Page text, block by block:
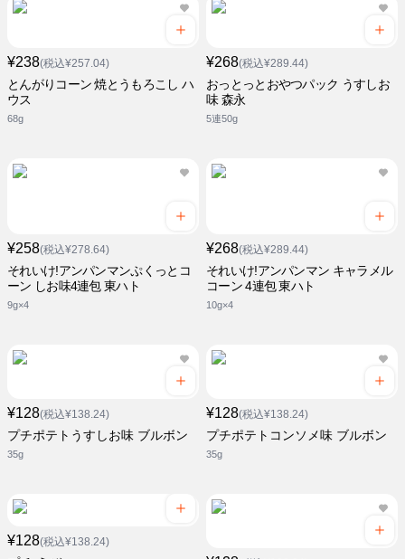
¥238(税込¥257.04)
とんがりコーン 焼とうもろこし ハ
ウス
68g
¥268(税込¥289.44)
おっとっとおやつパック うすしお
味 森永
5連50g
¥258(税込¥278.64)
それいけ!アンパンマンぷくっとコ
ーン しお味4連包 東ハト
9g×4
¥268(税込¥289.44)
それいけ!アンパンマン キャラメル
コーン 4連包 東ハト
10g×4
¥128(税込¥138.24)
プチポテトうすしお味 ブルボン
35g
¥128(税込¥138.24)
プチポテトコンソメ味 ブルボン
35g
¥128(税込¥138.24)